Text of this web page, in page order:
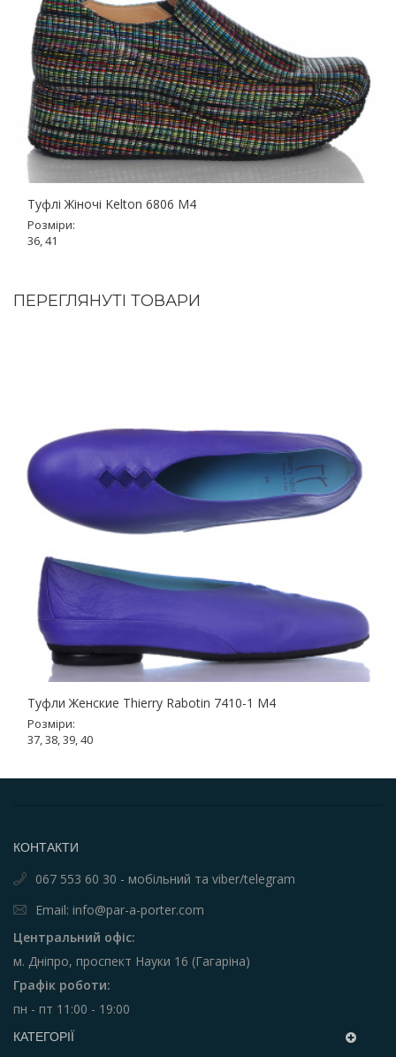
Туфлі Жіночі Kelton 6806 M4
Розміри:
36, 41
ПЕРЕГЛЯНУТІ ТОВАРИ
Туфли Женские Thierry Rabotin 7410-1 M4
Розміри:
37, 38, 39, 40
КОНТАКТИ
067 553 60 30 - мобільний та viber/telegram
Email: info@par-a-porter.com
Центральний офіс:
м. Дніпро, проспект Науки 16 (Гагаріна)
Графік роботи:
пн - пт 11:00 - 19:00
КАТЕГОРІЇ